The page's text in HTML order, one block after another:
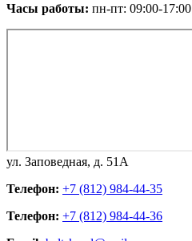
Часы работы: пн-пт: 09:00-17:00
ул. Заповедная, д. 51А
Телефон: +7 (812) 984-44-35
Телефон: +7 (812) 984-44-36